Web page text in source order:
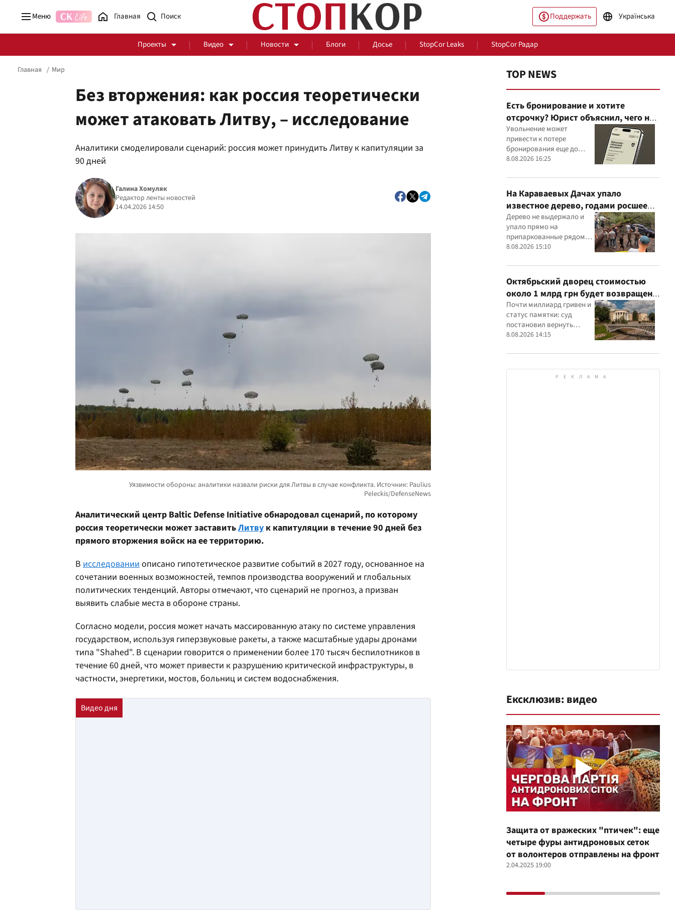
Меню Главная Поддержать Українська
Проекты Видео Новости Блоги Досье StopCor Leaks StopCor Радар
Стоп Политической Коррупции Честные закупки За оградой
Здоровье События
Главная Мир
Без вторжения: как россия теоретически
может атаковать Литву, – исследование
Аналитики смоделировали сценарий: россия может принудить Литву к капитуляции за
90 дней
Галина Хомуляк
Редактор ленты новостей
14.04.2026 14:50
Аналитический центр Baltic Defense Initiative обнародовал сценарий, по которому
россия теоретически может заставитьЛитву к капитуляции в течение 90 дней без
прямого вторжения войск на ее территорию.
В исследовании описано гипотетическое развитие событий в 2027 году, основанное на
сочетании военных возможностей, темпов производства вооружений и глобальных
политических тенденций. Авторы отмечают, что сценарий не прогноз, а призван
выявить слабые места в обороне страны.
Согласно модели, россия может начать массированную атаку по системе управления
государством, используя гиперзвуковые ракеты, а также масштабные удары дронами
типа "Shahed". В сценарии говорится о применении более 170 тысяч беспилотников в
течение 60 дней, что может привести к разрушению критической инфраструктуры, в
частности, энергетики, мостов, больниц и систем водоснабжения.
TOP NEWS
Есть бронирование и хотите
отсрочку? Юрист объяснил, чего не
стоит делать
Увольнение может
привести к потере
бронирования еще до
оформления новой
8.08.2026 16:25
На Караваевых Дачах упало
известное дерево, годами росшее
сквозь МАФ
Дерево не выдержало и
упало прямо на
припаркованные рядом
машины
8.08.2026 15:10
Октябрьский дворец стоимостью
около 1 млрд грн будет возвращен
государству: суд удовлетворил иск
прокуратуры
Почти миллиард гривен и
статус памятки: суд
постановил вернуть
государству Жовтневый
8.08.2026 14:15
Ексклюзив: видео
Защита от вражеских "птичек": еще
четыре фуры антидроновых сеток
от волонтеров отправлены на фронт
2.04.2025 19:00